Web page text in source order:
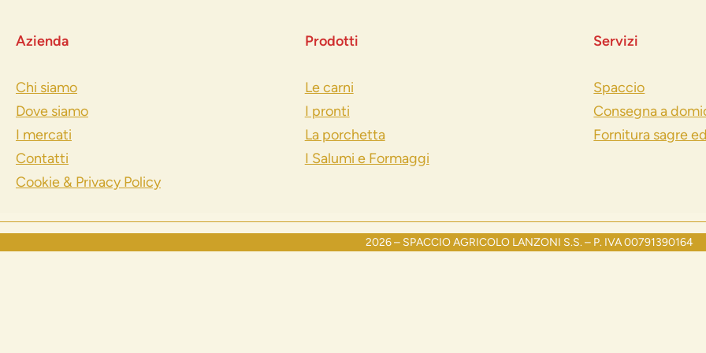
Azienda
Chi siamo
Dove siamo
I mercati
Contatti
Cookie & Privacy Policy
Prodotti
Le carni
I pronti
La porchetta
I Salumi e Formaggi
Servizi
Spaccio
Consegna a
Fornitura sagre
2026 – SPACCIO AGRICOLO LANZONI S.S. – P. IVA 00791390164